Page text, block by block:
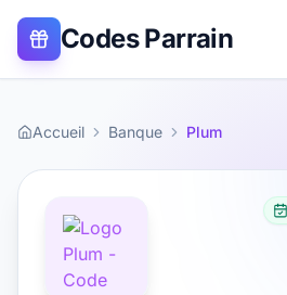
Codes Parrain
Accueil Banque Plum